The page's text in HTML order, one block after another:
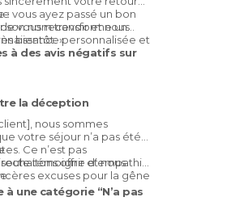
vous ayez passé un bon
vous recevoir et nous
bientôt. »
:
son nom transforme un
personnalisée et
à des avis négatifs sur
la déception
nous sommes
votre séjour n’a pas été à
Ce n’est pas
offrir et nous
excuses pour la gêne
:
témoigne d’empathie
une catégorie “N’a pas